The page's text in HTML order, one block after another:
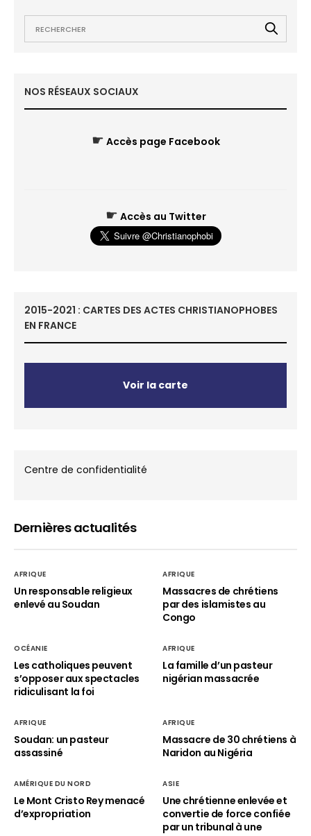
NOS RÉSEAUX SOCIAUX
☛ Accès page Facebook
☛ Accès au Twitter
2015-2021 : CARTES DES ACTES CHRISTIANOPHOBES
EN FRANCE
Voir la carte
Centre de confidentialité
Dernières actualités
AFRIQUE
Un responsable religieux
enlevé au Soudan
AFRIQUE
Massacres de chrétiens
par des islamistes au
Congo
OCÉANIE
Les catholiques peuvent
s’opposer aux spectacles
ridiculisant la foi
AFRIQUE
La famille d’un pasteur
nigérian massacrée
AFRIQUE
Soudan: un pasteur
assassiné
AFRIQUE
Massacre de 30 chrétiens à
Naridon au Nigéria
AMÉRIQUE DU NORD
Le Mont Cristo Rey menacé
d’expropriation
ASIE
Une chrétienne enlevée et
convertie de force confiée
par un tribunal à une